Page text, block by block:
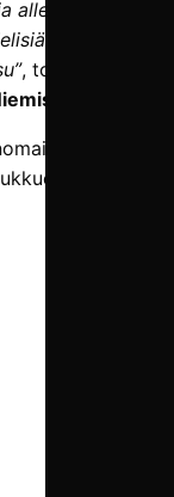
alle
siitä, että
, toteaa
hyväksi